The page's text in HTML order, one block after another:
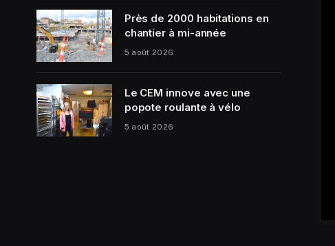
Près de 2000 habitations en
chantier à mi-année
5 août 2026
Le CEM innove avec une
popote roulante à vélo
5 août 2026